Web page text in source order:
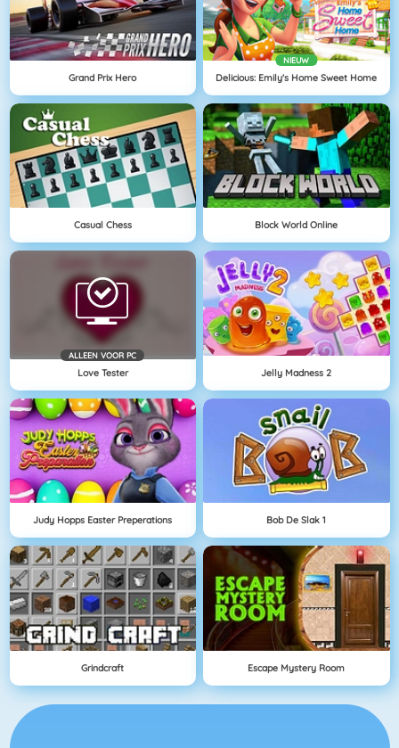
Grand Prix Hero
NIEUW
Delicious: Emily's Home Sweet Home
Casual Chess Block World Online
ALLEEN VOOR PC
Love Tester Jelly Madness 2
Judy Hopps Easter Preperations Bob De Slak 1
Grindcraft Escape Mystery Room